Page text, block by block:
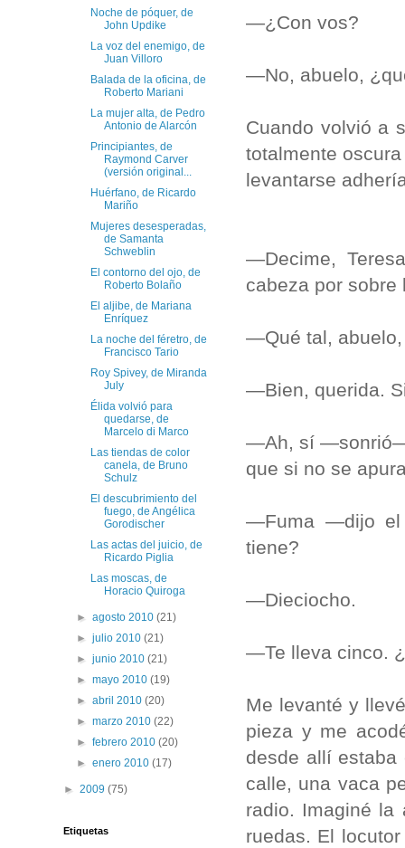
—¿Con vos?
—No, abuelo,
Cuando volvió a
totalmente
levantarse
—Decime,
cabeza por sobre
—Qué tal,
—Bien, querida.
—Ah, sí
que si no se
—Fuma —dijo el
tiene?
—Dieciocho.
—Te lleva cinco.
Me levanté y
pieza y me
desde allí
calle, una vaca
radio. Imaginé la
ruedas. El
Noche de póquer, de
John Updike
La voz del enemigo, de
Juan Villoro
Balada de la oficina, de
Roberto Mariani
La mujer alta, de Pedro
Antonio de Alarcón
Principiantes, de
Raymond Carver
(versión original...
Huérfano, de Ricardo
Mariño
Mujeres desesperadas,
de Samanta
Schweblin
El contorno del ojo, de
Roberto Bolaño
El aljibe, de Mariana
Enríquez
La noche del féretro, de
Francisco Tario
Roy Spivey, de Miranda
July
Élida volvió para
quedarse, de
Marcelo di Marco
Las tiendas de color
canela, de Bruno
Schulz
El descubrimiento del
fuego, de Angélica
Gorodischer
Las actas del juicio, de
Ricardo Piglia
Las moscas, de
Horacio Quiroga
►agosto 2010(21)
►julio 2010(21)
►junio 2010(21)
►mayo 2010(19)
►abril 2010(20)
►marzo 2010(22)
►febrero 2010(20)
►enero 2010(17)
► 2009 (75)
Etiquetas